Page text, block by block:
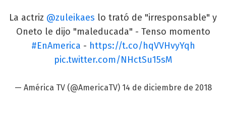
La actriz @zuleikaes lo trató de "irresponsable" y
Oneto le dijo "maleducada" - Tenso momento
#EnAmerica - https://t.co/hqVVHvyYqh
pic.twitter.com/NHctSu15sM
— América TV (@AmericaTV) 14 de diciembre de 2018